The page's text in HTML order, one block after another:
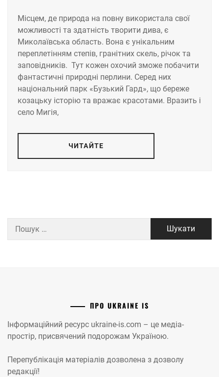
Місцем, де природа на повну використала свої
можливості та здатність творити дива, є
Миколаївська область. Вона є унікальним
переплетінням степів, гранітних скель, річок та
заповідників. Тут кожен охочий зможе побачити
фантастичні природні перлини. Серед них
національний парк «Бузький Гард», що береже
козацьку історію та вражає красотами. Вразить і
село Мигія,
ЧИТАЙТЕ
ПРО UKRAINE IS
Інформаційний ресурс ukraine-is.com – це медіа-
простір, присвячений подорожам Україною.
Перепублікація матеріалів дозволена з дозволу
редакції!